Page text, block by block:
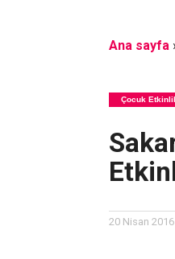
Ana sayfa
Çocuk
20 Nisan 2016